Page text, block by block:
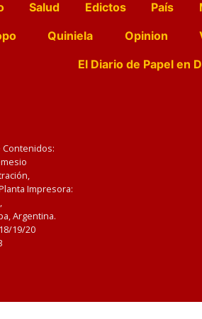
Salud Edictos País
Quiniela Opinion
El Diario de Papel en
Impresora:
Argentina.
19/20